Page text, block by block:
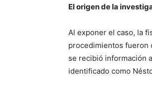
El origen de la
Al exponer el caso, la
procedimientos fueron
se recibió información
identificado como